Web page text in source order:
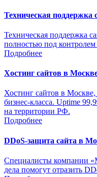
Техническая поддержка
Техническая поддержка
полностью под
Подробнее
Хостинг сайтов в
Хостинг сайтов в Москве,
бизнес-класса. Uptime
на территории РФ.
Подробнее
DDoS-защита сайта в
Специалисты компании
дела помогут отразить